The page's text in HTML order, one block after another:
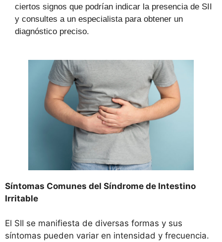
ciertos signos que podrían indicar la presencia de SII
y consultes a un especialista para obtener un
diagnóstico preciso.
Síntomas Comunes del Síndrome de Intestino
Irritable
El SII se manifiesta de diversas formas y sus
síntomas pueden variar en intensidad y frecuencia.